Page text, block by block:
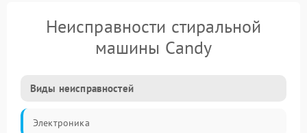
Неисправности стиральной
машины Candy
Виды неисправностей
Электроника